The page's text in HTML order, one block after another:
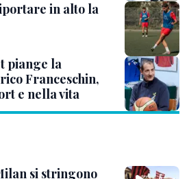
in alto la
piange la
Franceschin,
e nella vita
si stringono